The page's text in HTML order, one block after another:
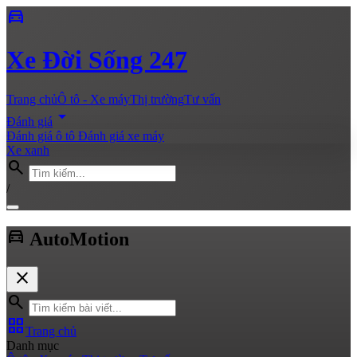
directions_car
Xe Đời Sống 247
Trang chủÔ tô - Xe máyThị trườngTư vấn
Đánh giá arrow_drop_down
Đánh giá ô tô Đánh giá xe máy
Xe xanh
search
/
directions_car AutoMotion
close
search
grid_viewTrang chủ
Danh mục